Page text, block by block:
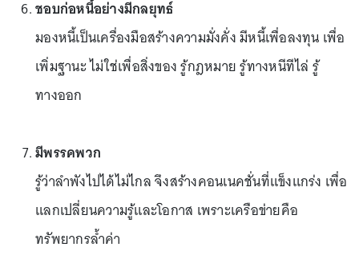
ชอบก่อหนี้อย่างมีกลยุทธ์
มองหนี้เป็นเครื่องมือสร้างความมั่งคั่ง มีหนี้เพื่อลงทุน เพื่อ
เพิ่มฐานะ ไม่ใช่เพื่อสิ่งของ รู้กฎหมาย รู้ทางหนีทีไล่ รู้
ทางออก
มีพรรคพวก
รู้ว่าลำพังไปได้ไม่ไกล จึงสร้างคอนเนคชั่นที่แข็งแกร่ง เพื่อ
แลกเปลี่ยนความรู้และโอกาส เพราะเครือข่ายคือ
ทรัพยากรล้ำค่า